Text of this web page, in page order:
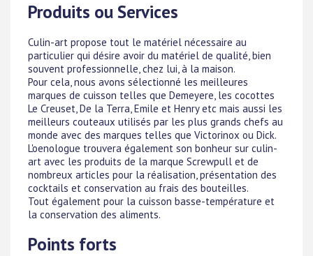
Produits ou Services
Culin-art propose tout le matériel nécessaire au
particulier qui désire avoir du matériel de qualité, bien
souvent professionnelle, chez lui, à la maison.
Pour cela, nous avons sélectionné les meilleures
marques de cuisson telles que Demeyere, les cocottes
Le Creuset, De la Terra, Emile et Henry etc mais aussi les
meilleurs couteaux utilisés par les plus grands chefs au
monde avec des marques telles que Victorinox ou Dick.
L'oenologue trouvera également son bonheur sur culin-
art avec les produits de la marque Screwpull et de
nombreux articles pour la réalisation, présentation des
cocktails et conservation au frais des bouteilles.
Tout également pour la cuisson basse-température et
la conservation des aliments.
Points forts